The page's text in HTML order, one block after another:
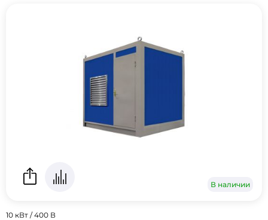
В наличии
10 кВт / 400 В